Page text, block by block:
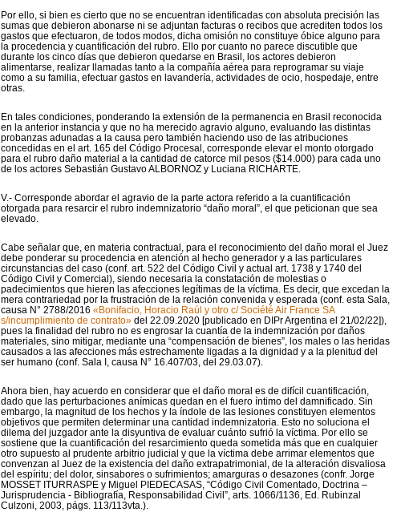
Por ello, si bien es cierto que no se encuentran identificadas con absoluta precisión las
sumas que debieron abonarse ni se adjuntan facturas o recibos que acrediten todos los
gastos que efectuaron, de todos modos, dicha omisión no constituye óbice alguno para
la procedencia y cuantificación del rubro. Ello por cuanto no parece discutible que
durante los cinco días que debieron quedarse en Brasil, los actores debieron
alimentarse, realizar llamadas tanto a la compañía aérea para reprogramar su viaje
como a su familia, efectuar gastos en lavandería, actividades de ocio, hospedaje, entre
otras.
En tales condiciones, ponderando la extensión de la permanencia en Brasil reconocida
en la anterior instancia y que no ha merecido agravio alguno, evaluando las distintas
probanzas adunadas a la causa pero también haciendo uso de las atribuciones
concedidas en el art. 165 del Código Procesal, corresponde elevar el monto otorgado
para el rubro daño material a la cantidad de catorce mil pesos ($14.000) para cada uno
de los actores Sebastián Gustavo ALBORNOZ y Luciana RICHARTE.
V.- Corresponde abordar el agravio de la parte actora referido a la cuantificación
otorgada para resarcir el rubro indemnizatorio “daño moral”, el que peticionan que sea
elevado.
Cabe señalar que, en materia contractual, para el reconocimiento del daño moral el Juez
debe ponderar su procedencia en atención al hecho generador y a las particulares
circunstancias del caso (conf. art. 522 del Código Civil y actual art. 1738 y 1740 del
Código Civil y Comercial), siendo necesaria la constatación de molestias o
padecimientos que hieren las afecciones legítimas de la víctima. Es decir, que excedan la
mera contrariedad por la frustración de la relación convenida y esperada (conf. esta Sala,
causa N° 2788/2016 «Bonifacio, Horacio Raúl y otro c/Société Air France SA
s/incumplimiento de contrato» del 22.09.2020 [publicado en DIPr Argentina el 21/02/22]),
pues la finalidad del rubro no es engrosar la cuantía de la indemnización por daños
materiales, sino mitigar, mediante una “compensación de bienes”, los males o las heridas
causados a las afecciones más estrechamente ligadas a la dignidad y a la plenitud del
ser humano (conf. Sala I, causa N° 16.407/03, del 29.03.07).
Ahora bien, hay acuerdo en considerar que el daño moral es de difícil cuantificación,
dado que las perturbaciones anímicas quedan en el fuero íntimo del damnificado. Sin
embargo, la magnitud de los hechos y la índole de las lesiones constituyen elementos
objetivos que permiten determinar una cantidad indemnizatoria. Esto no soluciona el
dilema del juzgador ante la disyuntiva de evaluar cuánto sufrió la víctima. Por ello se
sostiene que la cuantificación del resarcimiento queda sometida más que en cualquier
otro supuesto al prudente arbitrio judicial y que la víctima debe arrimar elementos que
convenzan al Juez de la existencia del daño extrapatrimonial, de la alteración disvaliosa
del espíritu; del dolor, sinsabores o sufrimientos; amarguras o desazones (confr. Jorge
MOSSET ITURRASPE y Miguel PIEDECASAS, “Código Civil Comentado, Doctrina –
Jurisprudencia - Bibliografía, Responsabilidad Civil”, arts. 1066/1136, Ed. Rubinzal
Culzoni, 2003, págs. 113/113vta.).